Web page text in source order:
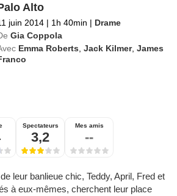
Alto
juin 2014 | 1h 40min | Drame
Gia Coppola
Emma Roberts ,Jack Kilmer,James
Spectateurs
3,2
Mes amis
--
leur banlieue chic, Teddy, April, Fred et
à eux-mêmes, cherchent leur place